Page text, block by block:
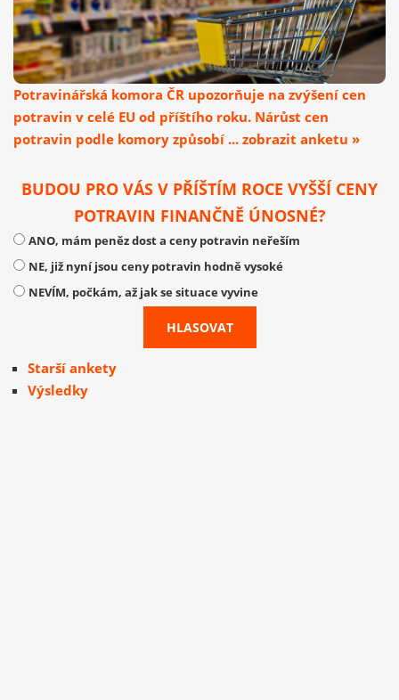
Potravinářská komora ČR upozorňuje na zvýšení cen
potravin v celé EU od příštího roku. Nárůst cen
potravin podle komory způsobí ... zobrazit anketu »
BUDOU PRO VÁS V PŘÍŠTÍM ROCE VYŠŠÍ CENY
POTRAVIN FINANČNĚ ÚNOSNÉ?
ANO, mám peněz dost a ceny potravin neřeším
NE, již nyní jsou ceny potravin hodně vysoké
NEVÍM, počkám, až jak se situace vyvine
Starší ankety
Výsledky